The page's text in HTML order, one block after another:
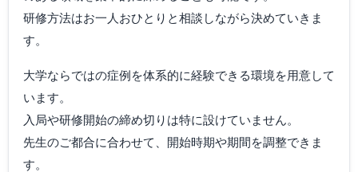
研修方法はお一人おひとりと相談しながら決めていきま
す。
大学ならではの症例を体系的に経験できる環境を用意して
います。
入局や研修開始の締め切りは特に設けていません。
先生のご都合に合わせて、開始時期や期間を調整できま
す。